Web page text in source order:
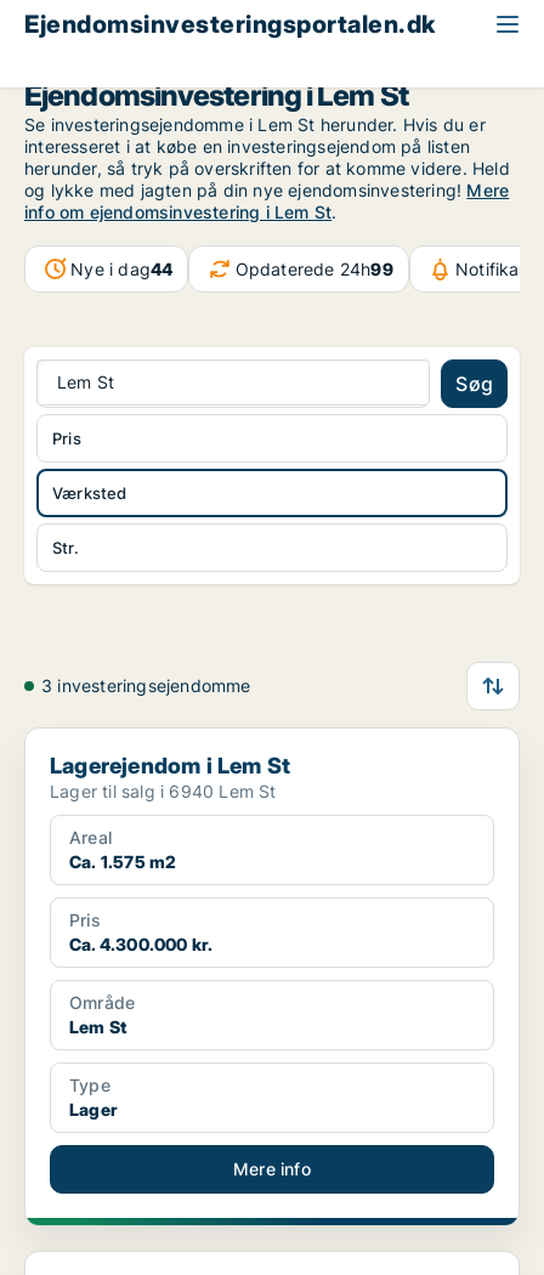
Ejendomsinvesteringsportalen.dk
Ejendomsinvestering i Lem St
Se investeringsejendomme i Lem St herunder. Hvis du er
interesseret i at købe en investeringsejendom på listen
herunder, så tryk på overskriften for at komme videre. Held
og lykke med jagten på din nye ejendomsinvestering! Mere
info om ejendomsinvestering i Lem St.
Nye i dag44 Opdaterede 24h99
Lem St Søg
Værksted
Str.
Pris
3 investeringsejendomme
Lagerejendom i Lem St
Lagerejendom i Lem St
Lager til salg i 6940 Lem St
Areal
Ca. 1.575 m2
Pris
Ca. 4.300.000 kr.
Område
Lem St
Type
Lager
Mere info
Produktionsejendom i Lem St